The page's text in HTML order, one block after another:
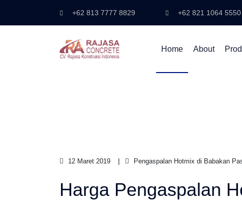
+62 813 7777 8829 +62 821 1064 5550
Home About
12 Maret 2019 Pengaspalan Hotmix di Babakan
Harga Pengaspalan